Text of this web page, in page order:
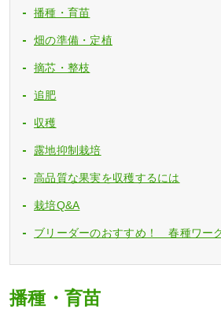
播種・育苗
畑の準備・定植
摘芯・整枝
追肥
収穫
露地抑制栽培
高品質な果実を収穫するには
栽培Q&A
ブリーダーのおすすめ！ 春種ワー
播種・育苗